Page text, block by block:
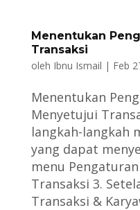
Menentukan
Transaksi
oleh Ibnu Ismail | Feb
Menentukan
Menyetujui
langkah-langkah
yang dapat
menu
Transaksi 3.
Transaksi &